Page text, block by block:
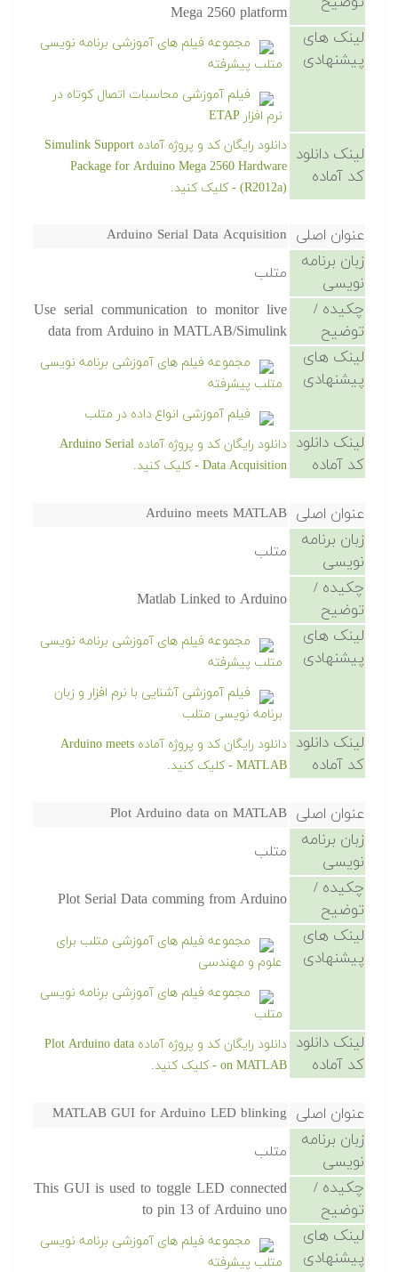
Mega 2560 platform
لینک های
پیشنهادی
مجموعه فیلم های آموزشی برنامه نویسی
متلب پیشرفته
فیلم آموزشی محاسبات اتصال کوتاه در
نرم افزار ETAP
لینک دانلود
کد آماده
دانلود رایگان کد و پروژه آماده Simulink Support
Package for Arduino Mega 2560 Hardware
(R2012a) - کلیک کنید.
عنوان اصلی Arduino Serial Data Acquisition
زبان برنامه
نویسی
متلب
چکیده /
توضیح
Use serial communication to monitor live
data from Arduino in MATLAB/Simulink
لینک های
پیشنهادی
مجموعه فیلم های آموزشی برنامه نویسی
متلب پیشرفته
فیلم آموزشی انواع داده در متلب
لینک دانلود
کد آماده
دانلود رایگان کد و پروژه آماده Arduino Serial
Data Acquisition - کلیک کنید.
عنوان اصلی Arduino meets MATLAB
زبان برنامه
نویسی
متلب
چکیده /
توضیح
Matlab Linked to Arduino
لینک های
پیشنهادی
مجموعه فیلم های آموزشی برنامه نویسی
متلب پیشرفته
فیلم آموزشی آشنایی با نرم افزار و زبان
برنامه نویسی متلب
لینک دانلود
کد آماده
دانلود رایگان کد و پروژه آماده Arduino meets
MATLAB - کلیک کنید.
عنوان اصلی Plot Arduino data on MATLAB
زبان برنامه
نویسی
متلب
چکیده /
توضیح
Plot Serial Data comming from Arduino
لینک های
پیشنهادی
مجموعه فیلم های آموزشی متلب برای
علوم و مهندسی
مجموعه فیلم های آموزشی برنامه نویسی
متلب
لینک دانلود
کد آماده
دانلود رایگان کد و پروژه آماده Plot Arduino data
on MATLAB - کلیک کنید.
عنوان اصلی MATLAB GUI for Arduino LED blinking
زبان برنامه
نویسی
متلب
چکیده /
توضیح
This GUI is used to toggle LED connected
to pin 13 of Arduino uno
لینک های
پیشنهادی
مجموعه فیلم های آموزشی برنامه نویسی
متلب پیشرفته